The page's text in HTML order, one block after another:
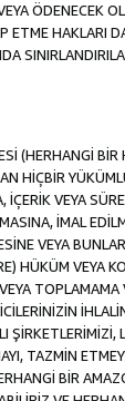
ÖDENECEK
ETME HAKLARI
(HERHANGİ
HİÇBİR
VEYA
İMAL
VEYA
HÜKÜM VEYA
TAZMİN
BİR